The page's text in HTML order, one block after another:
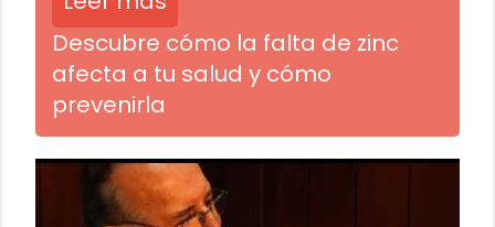
Descubre cómo la falta de zinc
afecta a tu salud y cómo
prevenirla